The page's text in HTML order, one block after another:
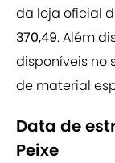
da loja oficial
370,49. Além
disponíveis no
de material
Data de
Peixe